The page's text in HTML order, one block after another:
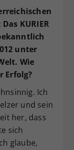
KURIER
unter
Wie
Erfolg?
Ich
und sein
her, dass
sich
glaube,